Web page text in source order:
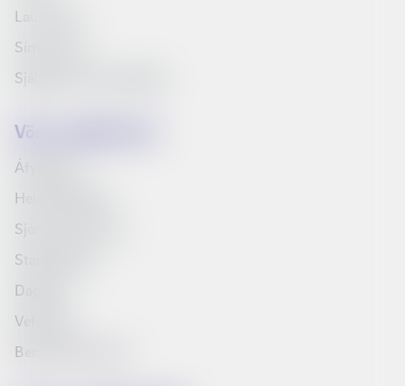
Vörur og þjónusta
Áfyllingar
Heimilispakkar
Sjónvarp Símans
Startpakkinn
Dagskrá
Vefpóstur
Bera saman vörur
Laus störf
Síminn Pay
Sjálfbærni og samfélag